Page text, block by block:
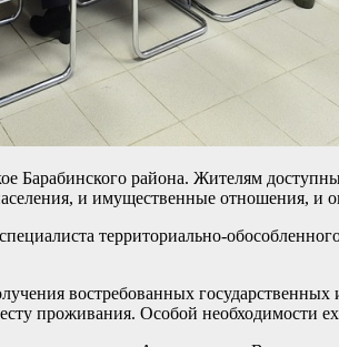
Барабинского района. Жителям
и имущественные отношения, и
территориально-
востребованных
проживания. Особой необходимости